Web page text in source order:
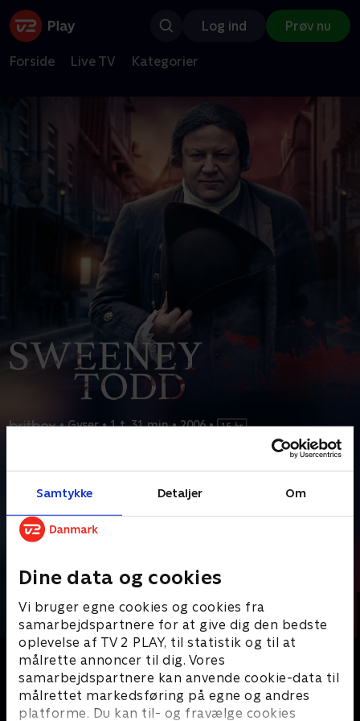
Samtykke Detaljer Om
Dine data og cookies
Vi bruger egne cookies og cookies fra
samarbejdspartnere for at give dig den bedste
oplevelse af TV 2 PLAY, til statistik og til at
målrette annoncer til dig. Vores
samarbejdspartnere kan anvende cookie-data til
målrettet markedsføring på egne og andres
platforme. Du kan til- og fravælge cookies
Log ind Prøv nu
Forside Live TV Kategorier
• Gyser • 1 t. 31 min • 2006 •
BBC har filmatiseret den klassiske victorianske gyser om
Sweeney Todd, kendt som dæmonbarberen.
Prøv TV 2 Play*
*Kræver pakken Favorit. Administrer dit abonnement på Mit TV 2.
Andre så også